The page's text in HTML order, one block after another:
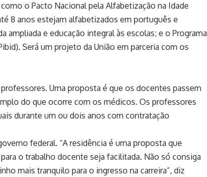
o Pacto Nacional pela Alfabetização na Idade
8 anos estejam alfabetizados em português e
ampliada e educação integral às escolas; e o Programa
Será um projeto da União em parceria com os
Uma proposta é que os docentes passem
do que ocorre com os médicos. Os professores
durante um ou dois anos com contratação
federal. “A residência é uma proposta que
o trabalho docente seja facilitada. Não só consiga
mais tranquilo para o ingresso na carreira”, diz